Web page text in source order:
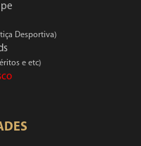
Desportiva)
e etc)